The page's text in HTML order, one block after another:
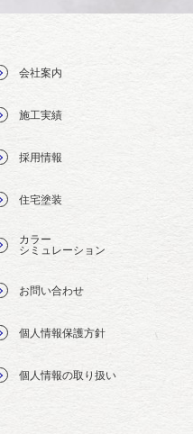
会社案内
施工実績
採用情報
住宅塗装
カラー
シミュレーション
お問い合わせ
個人情報保護方針
個人情報の取り扱い